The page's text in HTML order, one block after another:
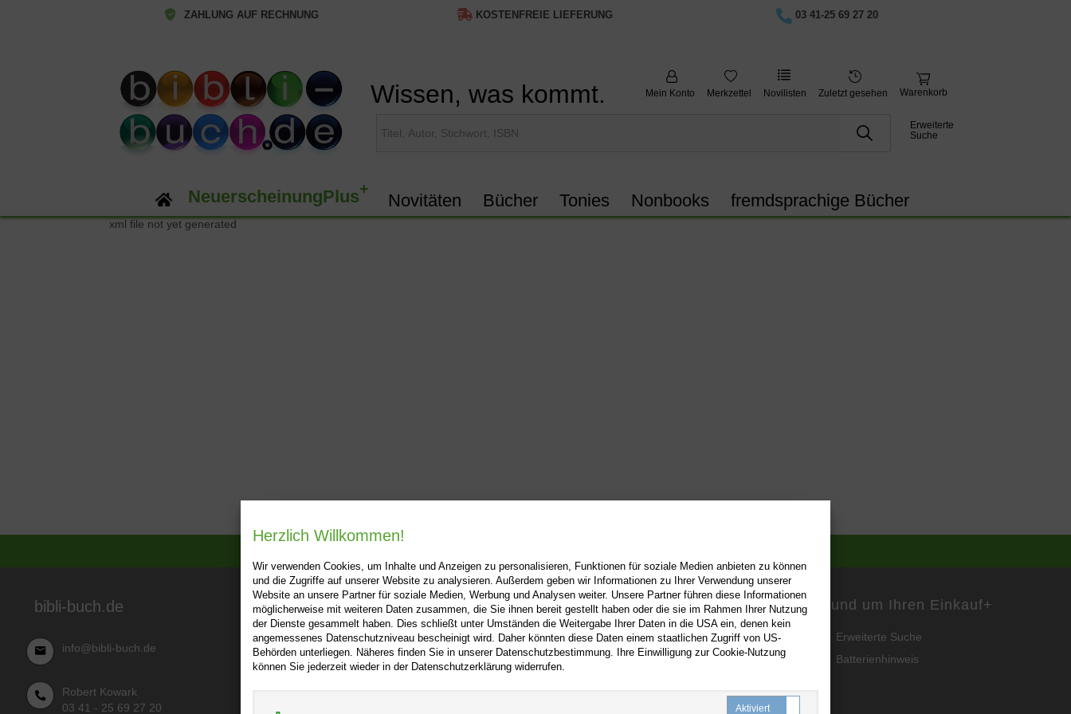
ZAHLUNG AUF RECHNUNG KOSTENFREIE LIEFERUNG 03 41-25 69 27 20
Wissen, was kommt. Mein Konto Merkzettel Novilisten Zuletzt gesehen Warenkorb
Erweiterte
Suche
NeuerscheinungPlus+
Novitäten Bücher Tonies Nonbooks fremdsprachige Bücher
xml file not yet generated
bibli-buch.de
info@bibli-buch.de
Robert Kowark
03 41 - 25 69 27 20
Über bibli-buch.de+
AGB
Impressum
Hilfe+
Kontakt
Newsletter
Rund um Ihren Einkauf+
Erweiterte Suche
Batterienhinweis
Herzlich Willkommen!
Wir verwenden Cookies, um Inhalte und Anzeigen zu personalisieren, Funktionen für soziale Medien anbieten zu können
und die Zugriffe auf unserer Website zu analysieren. Außerdem geben wir Informationen zu Ihrer Verwendung unserer
Website an unsere Partner für soziale Medien, Werbung und Analysen weiter. Unsere Partner führen diese Informationen
möglicherweise mit weiteren Daten zusammen, die Sie ihnen bereit gestellt haben oder die sie im Rahmen Ihrer Nutzung
der Dienste gesammelt haben. Dies schließt unter Umständen die Weitergabe Ihrer Daten in die USA ein, denen kein
angemessenes Datenschutzniveau bescheinigt wird. Daher könnten diese Daten einem staatlichen Zugriff von US-
Behörden unterliegen. Näheres finden Sie in unserer Datenschutzbestimmung. Ihre Einwilligung zur Cookie-Nutzung
können Sie jederzeit wieder in der Datenschutzerklärung widerrufen.